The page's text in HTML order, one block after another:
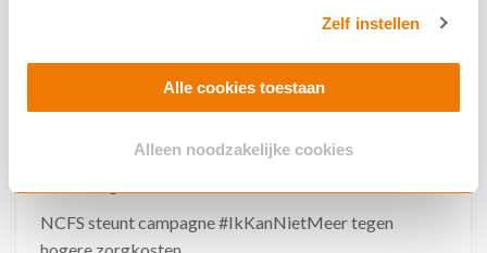
Zelf instellen
Alle cookies toestaan
Alleen noodzakelijke cookies
Van der Lely Foundation investeert groot bedrag in
Nederlandse CF Registratie erkend als
kwaliteitsregistratie
Herbeoordeling vergoeding Kaftrio* voor meer
NCFS steunt campagne #IkKanNietMeer tegen